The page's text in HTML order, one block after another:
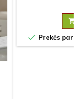

 Prekės